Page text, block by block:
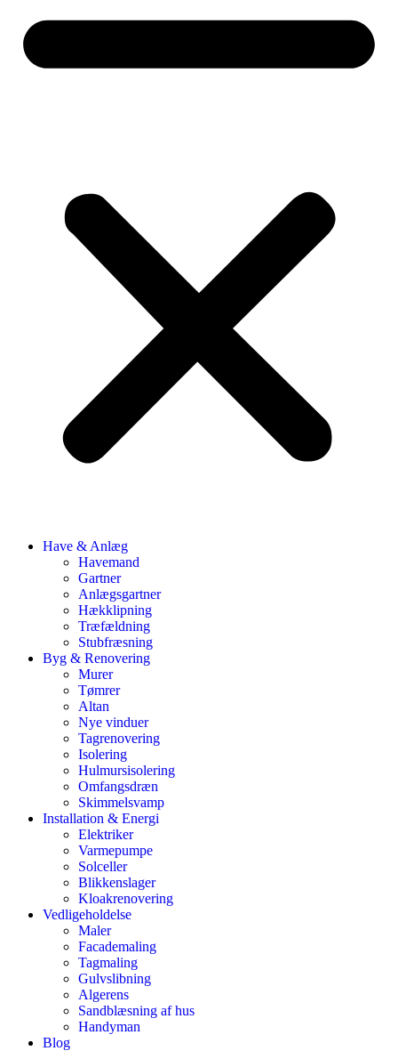
Have & Anlæg
Havemand
Gartner
Anlægsgartner
Hækklipning
Træfældning
Stubfræsning
Byg & Renovering
Murer
Tømrer
Altan
Nye vinduer
Tagrenovering
Isolering
Hulmursisolering
Omfangsdræn
Skimmelsvamp
Installation & Energi
Elektriker
Varmepumpe
Solceller
Blikkenslager
Kloakrenovering
Vedligeholdelse
Maler
Facademaling
Tagmaling
Gulvslibning
Algerens
Sandblæsning af hus
Handyman
Blog